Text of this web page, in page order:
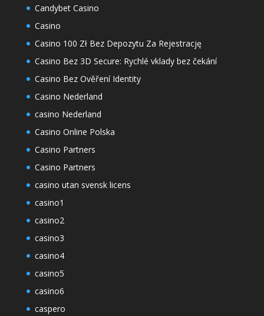
Candybet Casino
Casino
Casino 100 Zł Bez Depozytu Za Rejestrację
Casino Bez 3D Secure: Rychlé vklady bez čekání
Casino Bez Ověření Identity
Casino Nederland
casino Nederland
Casino Online Polska
Casino Partners
Casino Partners
casino utan svensk licens
casino1
casino2
casino3
casino4
casino5
casino6
caspero